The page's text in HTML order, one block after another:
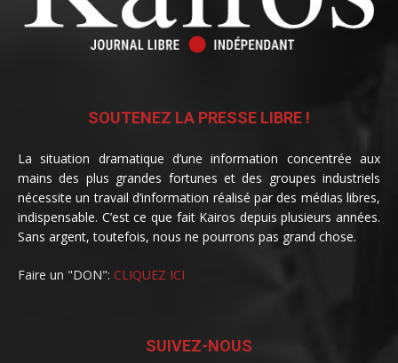
SOUTENEZ LA PRESSE LIBRE !
La situation dramatique d’une information concentrée aux
mains des plus grandes fortunes et des groupes industriels
nécessite un travail d’information réalisé par des médias libres,
indispensable. C’est ce que fait Kairos depuis plusieurs années.
Sans argent, toutefois, nous ne pourrons pas grand chose.
Faire un "DON": CLIQUEZ ICI
SUIVEZ-NOUS